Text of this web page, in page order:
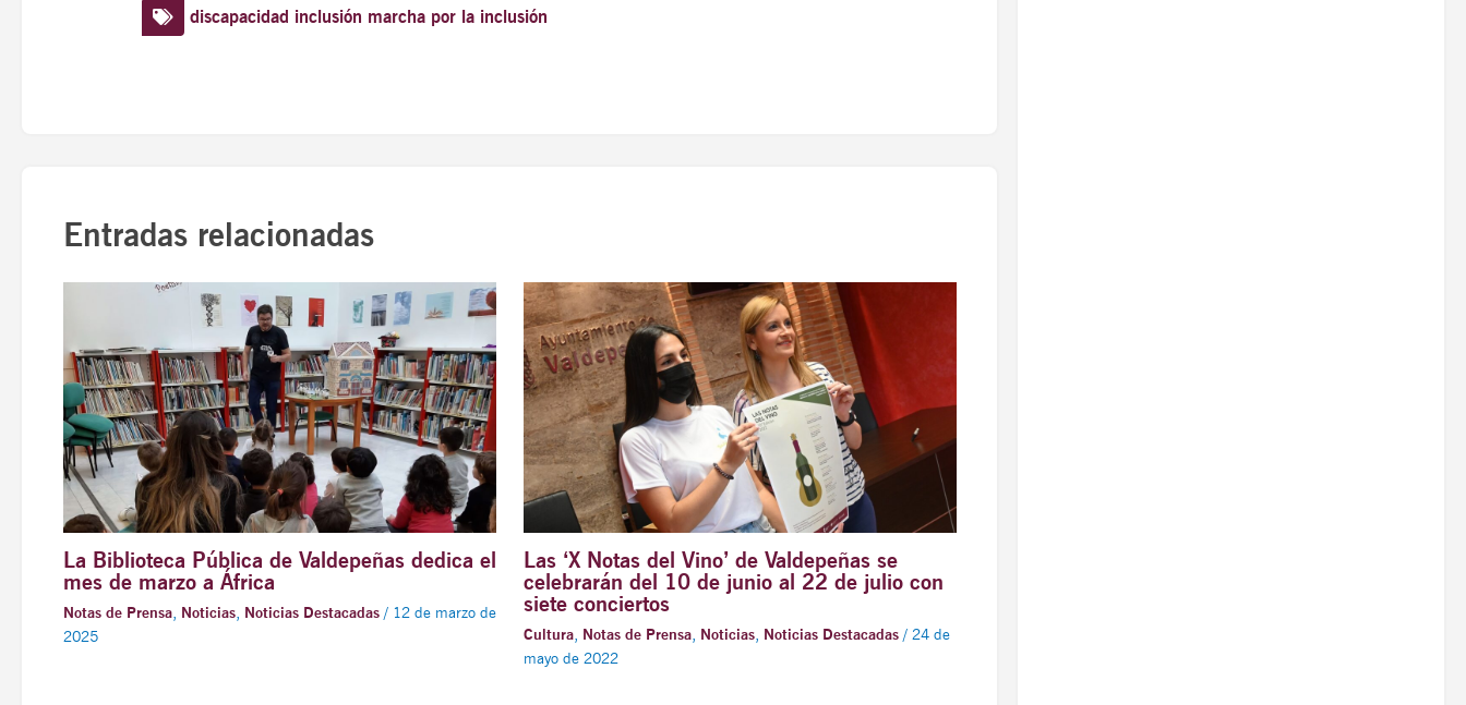
discapacidad inclusión marcha por la inclusión
Entradas relacionadas
La Biblioteca Pública de Valdepeñas dedica el
mes de marzo a África
Notas de Prensa, Noticias, Noticias Destacadas/ 12 de marzo de
2025
Las ‘X Notas del Vino’ de Valdepeñas se
celebrarán del 10 de junio al 22 de julio con
siete conciertos
Cultura, Notas de Prensa, Noticias, Noticias Destacadas/ 24 de
mayo de 2022